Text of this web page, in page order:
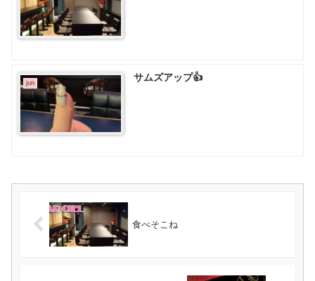
jun サムズアップ👍
食べそこね